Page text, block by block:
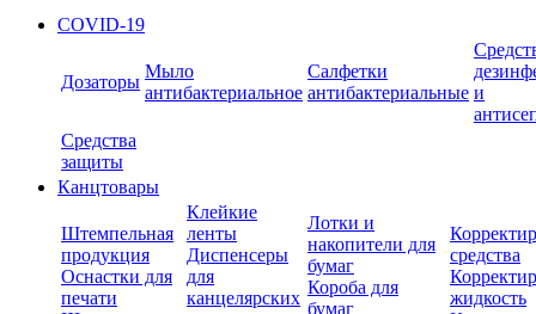
COVID-19
Дозаторы
Мыло
антибактериальное
Салфетки
антибактериальные и
Средства
защиты
Канцтовары
Штемпельная
продукция
Оснастки для
печати
Клейкие
ленты
Диспенсеры
для
канцелярских
Лотки и
накопители для
бумаг
Короба для
бумаг
средства
жидкость